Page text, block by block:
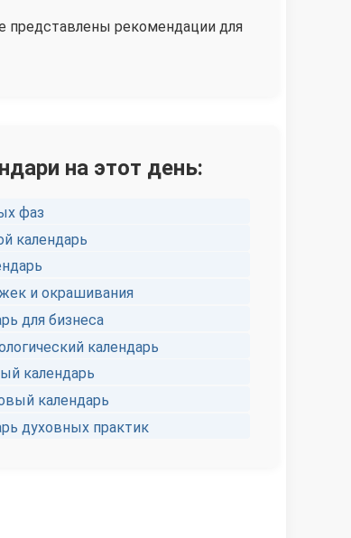
представлены рекомендации для
на этот день:
фаз
календарь
и окрашивания
для бизнеса
календарь
календарь
календарь
духовных практик